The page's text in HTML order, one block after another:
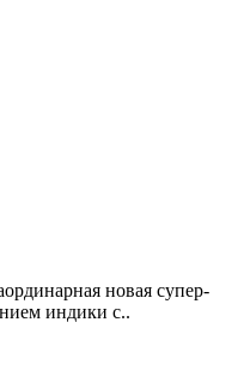
новая супер-
индики с..